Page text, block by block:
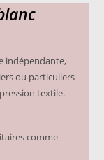
indépendante,
ou particuliers
textile.
comme